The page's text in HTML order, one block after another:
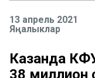
13 апрель 2021
Яңалыклар
Казанда
38 миллион